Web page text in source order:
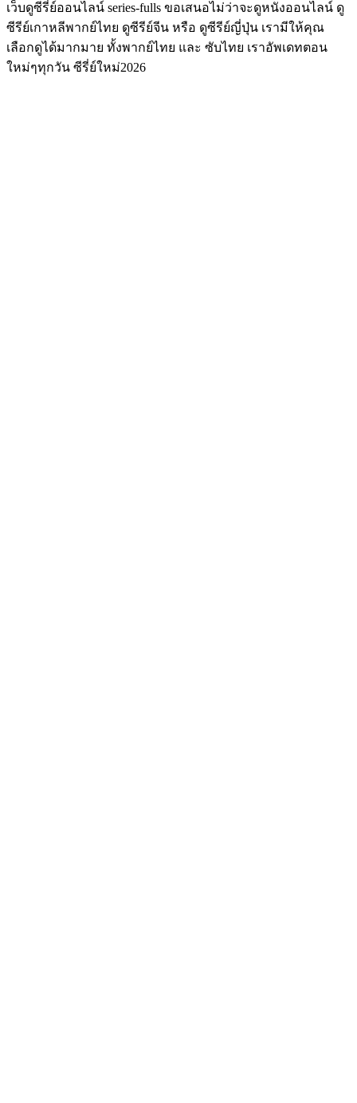
เว็บดูซีรี่ย์ออนไลน์ series-fulls ขอเสนอไม่ว่าจะดูหนังออนไลน์ ดู
ซีรีย์เกาหลีพากย์ไทย ดูซีรีย์จีน หรือ ดูซีรีย์ญี่ปุ่น เรามีให้คุณ
เลือกดูได้มากมาย ทั้งพากย์ไทย และ ซับไทย เราอัพเดทตอน
ใหม่ๆทุกวัน ซีรี่ย์ใหม่2026